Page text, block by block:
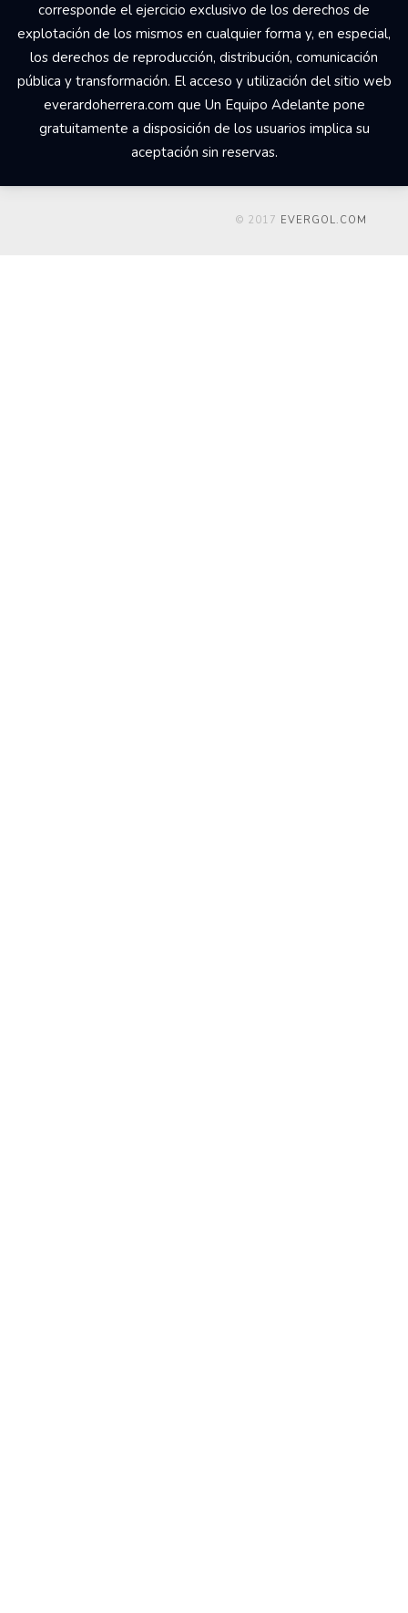
corresponde el ejercicio exclusivo de los derechos de
explotación de los mismos en cualquier forma y, en especial,
los derechos de reproducción, distribución, comunicación
pública y transformación. El acceso y utilización del sitio web
everardoherrera.com que Un Equipo Adelante pone
gratuitamente a disposición de los usuarios implica su
aceptación sin reservas.
© 2017 EVERGOL.COM